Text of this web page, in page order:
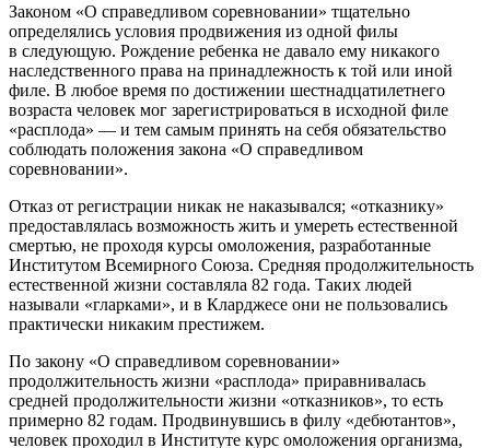
Законом «О справедливом соревновании» тщательно
определялись условия продвижения из одной филы
в следующую. Рождение ребенка не давало ему никакого
наследственного права на принадлежность к той или иной
филе. В любое время по достижении шестнадцатилетнего
возраста человек мог зарегистрироваться в исходной филе
«расплода» — и тем самым принять на себя обязательство
соблюдать положения закона «О справедливом
соревновании».
Отказ от регистрации никак не наказывался; «отказнику»
предоставлялась возможность жить и умереть естественной
смертью, не проходя курсы омоложения, разработанные
Институтом Всемирного Союза. Средняя продолжительность
естественной жизни составляла 82 года. Таких людей
называли «гларками», и в Кларджесе они не пользовались
практически никаким престижем.
По закону «О справедливом соревновании»
продолжительность жизни «расплода» приравнивалась
средней продолжительности жизни «отказников», то есть
примерно 82 годам. Продвинувшись в филу «дебютантов»,
человек проходил в Институте курс омоложения организма,